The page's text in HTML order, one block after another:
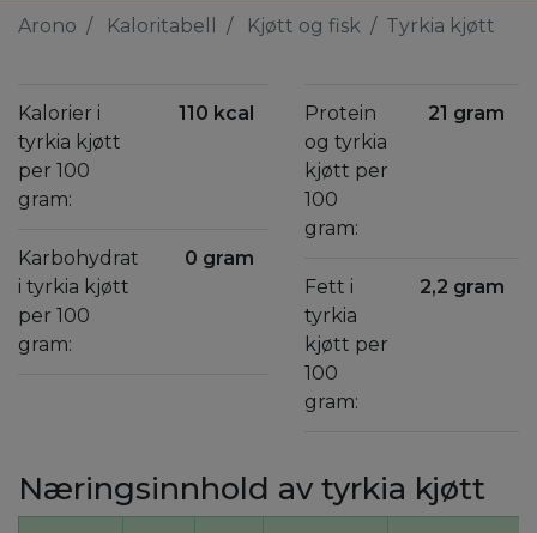
Arono Kaloritabell Kjøtt og fisk Tyrkia kjøtt
Kalorier i
tyrkia kjøtt
per 100
gram:
110 kcal
Karbohydrat
i tyrkia kjøtt
per 100
gram:
0 gram
Protein
og tyrkia
kjøtt per
100
gram:
21 gram
Fett i
tyrkia
kjøtt per
100
gram:
2,2 gram
Næringsinnhold av tyrkia kjøtt